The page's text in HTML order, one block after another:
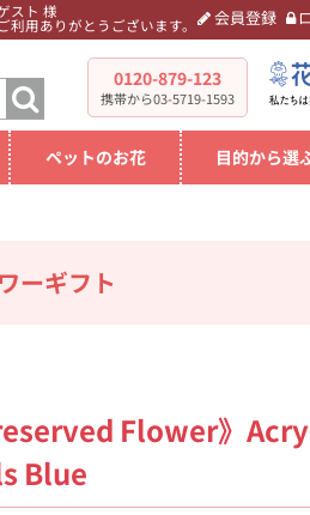
スト 様
利用ありがとうございます。 会員登録
0120-879-123
携帯から03-5719-1593
ペットのお花 目的から選
ーギフト
Flower》
Blue